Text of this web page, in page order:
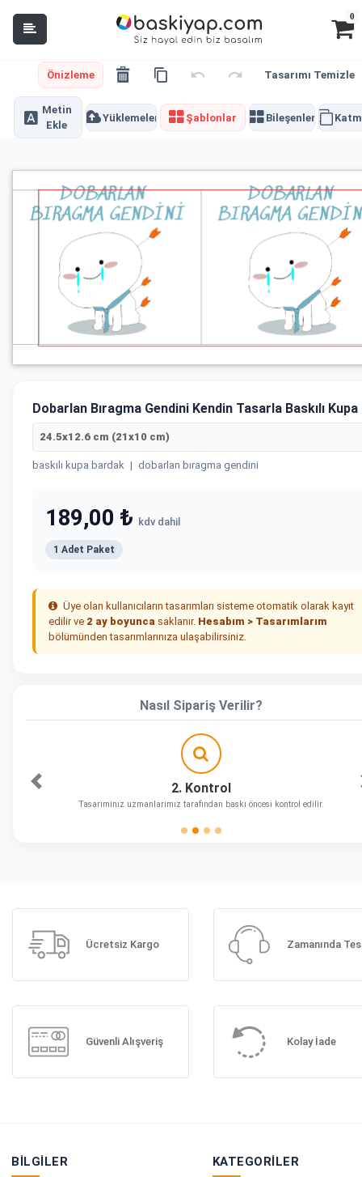
0
Önizleme Tasarımı Temizle
Metin
Ekle
Yüklemeler Şablonlar Bileşenler
Dobarlan Bıragma Gendini Kendin Tasarla Baskılı Kupa
24.5x12.6 cm (21x10 cm)
baskılı kupa bardak | dobarlan bıragma gendini
189,00 ₺ kdv dahil
1 Adet Paket
Üye olan kullanıcıların tasarımları sisteme otomatik olarak kayıt
edilir ve 2 ay boyunca saklanır. Hesabım > Tasarımlarım
bölümünden tasarımlarınıza ulaşabilirsiniz.
Nasıl Sipariş Verilir?
2. Kontrol
Tasarımınız uzmanlarımız tarafından baskı öncesi kontrol edilir.
Önceki
Ücretsiz Kargo Zamanında
Güvenli Alışveriş Kolay İade
BILGILER KATEGORILER